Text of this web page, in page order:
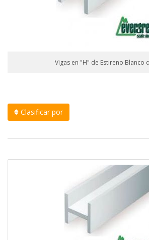
Vigas en "H" de Estireno Blanco
Clasificar por